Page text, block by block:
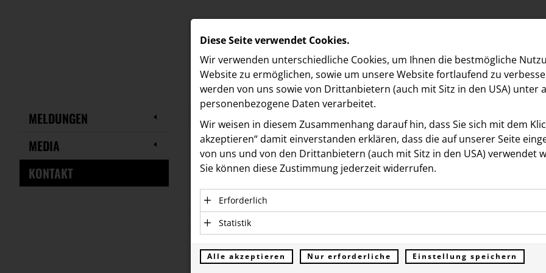
MELDUNGEN
MEDIA
KONTAKT
Kontakt
Kontakt
Wir stehen Ihnen für Presseanfragen jederzeit gerne zur
Verfügung:
Kontakt Agentur
1020
T: +43-
Diese Seite verwendet Cookies.
Wir verwenden unterschiedliche Cookies, um Ihnen die best­mögliche
Website zu ermöglichen, sowie um unsere Website fortlaufend zu
werden von uns sowie von Drittanbietern (auch mit Sitz in den USA) unter
personenbezogene Daten verarbeitet.
Wir weisen in diesem Zusammenhang darauf hin, dass Sie sich mit dem
akzeptieren“ damit ein­ver­standen erklären, dass die auf unserer Seite
von uns und von den Drittanbietern (auch mit Sitz in den USA) verwendet
Sie können diese Zustimmung jederzeit widerrufen.
Erforderlich
Essenzielle Cookies ermöglichen grundlegende Funktionen und sind für
einwandfreie Funktion der Website erforderlich. Diese Cookies
personenbezogenen Daten und werden an keine Dritten übermittelt.
Statistik
Statistik Cookies erfassen Informationen anonym. Diese Informationen
verstehen, wie unsere Besucher unsere Website nutzen.
Alle akzeptieren Nur erforderliche Einstellung speichern